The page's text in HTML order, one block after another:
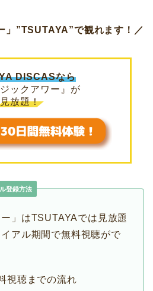
」”TSUTAYA”で観れます！／
DISCASなら
ジックアワー』が
見放題！
登録方法
ー」はTSUTAYAでは見放題
アル期間で無料視聴がで
視聴までの流れ